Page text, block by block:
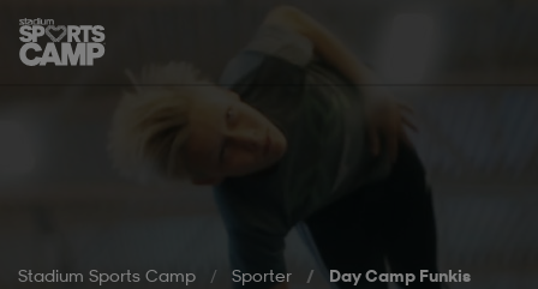
Hoppa till innehåll på sidan
Stadium Sports Camp Sporter Day Camp Funkis